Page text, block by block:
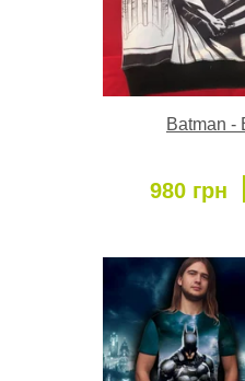
Batman -
980 грн